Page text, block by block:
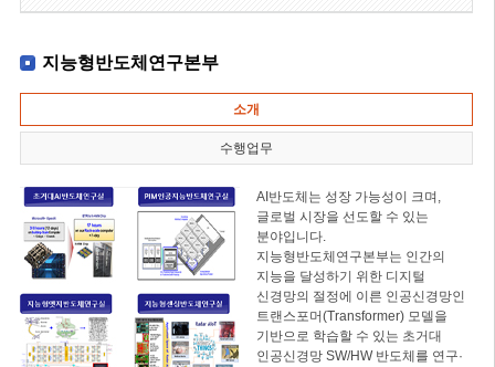
지능형반도체연구본부
소개
수행업무
AI반도체는 성장 가능성이 크며,
글로벌 시장을 선도할 수 있는
분야입니다.
지능형반도체연구본부는 인간의
지능을 달성하기 위한 디지털
신경망의 절정에 이른 인공신경망인
트랜스포머(Transformer) 모델을
기반으로 학습할 수 있는 초거대
인공신경망 SW/HW 반도체를 연구·